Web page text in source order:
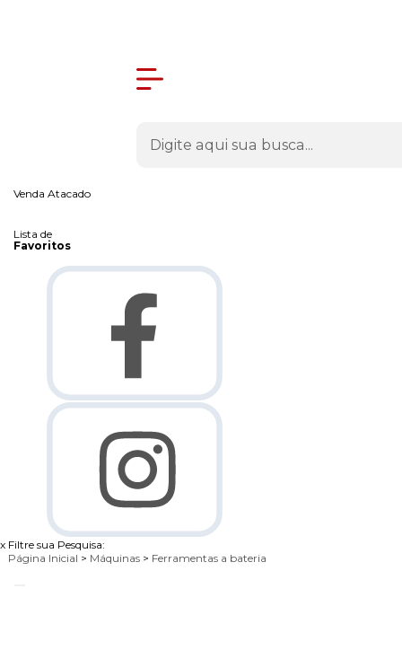
Venda Atacado
Lista de
Favoritos
x Filtre sua Pesquisa:
Página Inicial > Máquinas > Ferramentas a bateria